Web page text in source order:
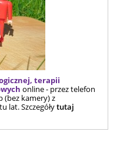
terapii
online - przez telefon
(bez kamery) z
lat. Szczegółytutaj